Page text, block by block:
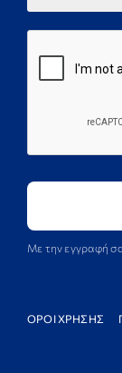
Με την εγγραφή
ΟΡΟΙ ΧΡΗΣΗΣ